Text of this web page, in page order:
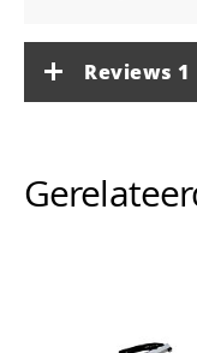
Reviews 1